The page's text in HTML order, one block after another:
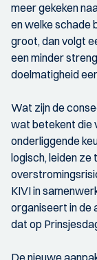
meer gekeken
en welke schade
groot, dan volgt
een minder
doelmatigheid
Wat zijn de
wat betekent die
onderliggende
logisch, leiden
KIVI in
organiseert in de
dat op
De nieuwe